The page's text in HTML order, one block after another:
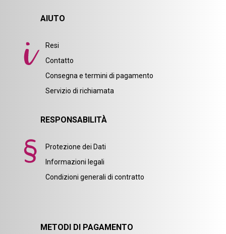
AIUTO
Resi
Contatto
Consegna e termini di pagamento
Servizio di richiamata
RESPONSABILITÀ
Protezione dei Dati
Informazioni legali
Condizioni generali di contratto
METODI DI PAGAMENTO